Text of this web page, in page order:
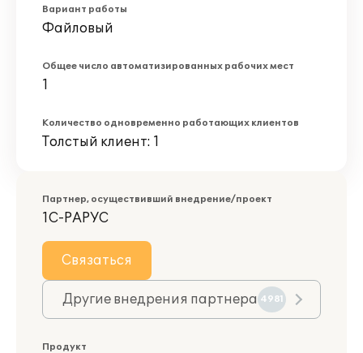
Вариант работы
Файловый
Общее число автоматизированных рабочих мест
1
Количество одновременно работающих клиентов
Толстый клиент: 1
Партнер, осуществивший внедрение/проект
1С-РАРУС
Связаться
Другие внедрения партнера 4981
Продукт